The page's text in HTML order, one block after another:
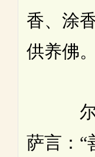
香、涂
供养佛。
尔时
萨言：“